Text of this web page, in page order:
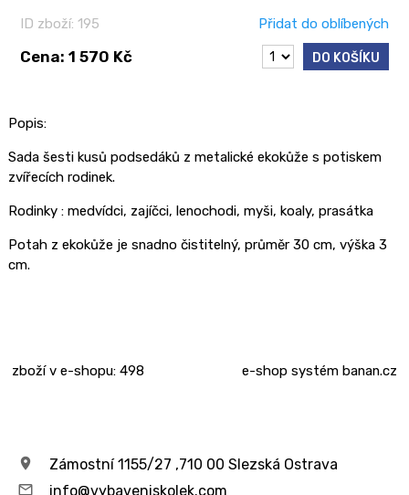
ID zboží: 195 Přidat do oblíbených
Cena: 1 570 Kč DO KOŠÍKU
Popis:
Sada šesti kusů podsedáků z metalické ekokůže s potiskem
zvířecích rodinek.
Rodinky : medvídci, zajíčci, lenochodi, myši, koaly, prasátka
Potah z ekokůže je snadno čistitelný, průměr 30 cm, výška 3
cm.
zboží v e-shopu: 498 e-shop systém banan.cz
Zámostní 1155/27 ,710 00 Slezská Ostrava
info@vybaveniskolek.com